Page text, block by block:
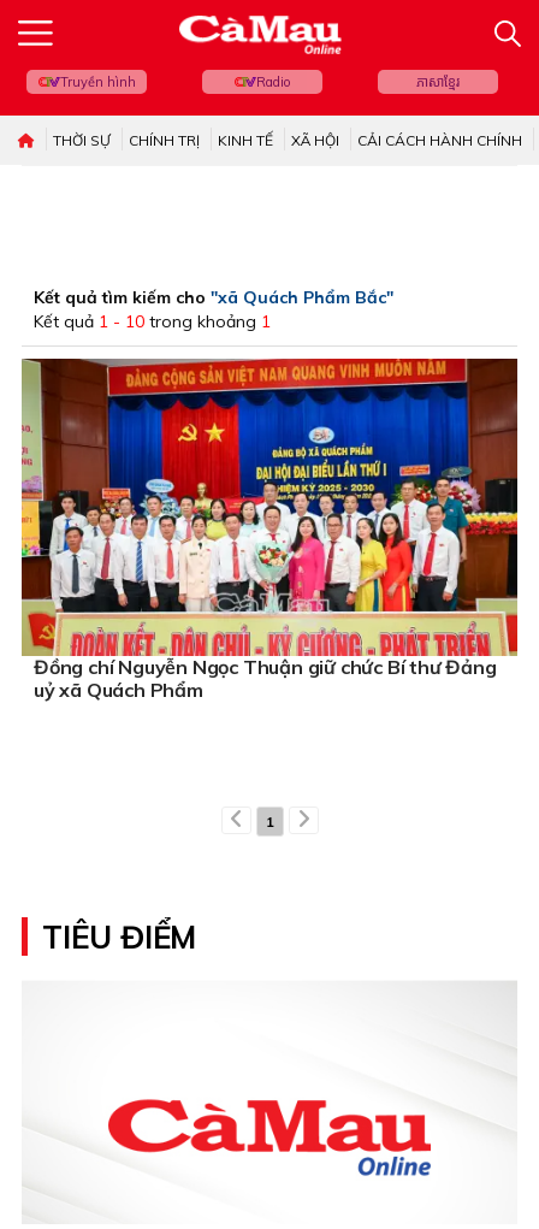
Truyền hình Radio ភាសាខ្មែរ
THỜI SỰ CHÍNH TRỊ KINH TẾ XÃ HỘI CẢI CÁCH HÀNH CHÍNH
Kết quả tìm kiếm cho "xã Quách Phẩm Bắc"
Kết quả 1 - 10 trong khoảng 1
Đồng chí Nguyễn Ngọc Thuận giữ chức Bí thư Đảng
uỷ xã Quách Phẩm
1
TIÊU ĐIỂM